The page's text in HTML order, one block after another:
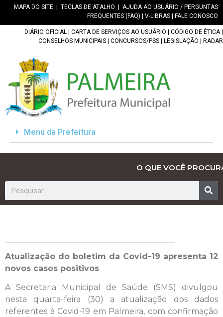
MAPA DO SITE TECLAS DE ATALHO
AJUDA AO USUÁRIO / PERGUNTAS
FREQUENTES (FAQ)
V-LIBRAS FALE CONOSCO
DIÁRIO OFICIAL CARTA DE SERVIÇOS AO USUÁRIO CÓDIGO DE ÉTICA|
CONSELHOS MUNICIPAIS
CONCURSOS/PSS LEGISLAÇÃO RADAR
Menu da Prefeitura
O QUE VOCÊ
Atualização do boletim da Covid-19 apresenta 12
novos casos positivos
A Secretaria Municipal de Saúde (SMS) divulgou
nesta quarta-feira (30) a atualização dos dados
referentes à Covid-19 em Palmeira, com confirmação